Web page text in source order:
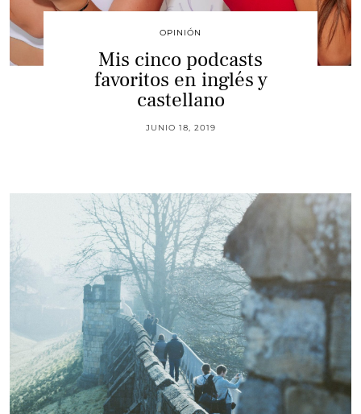
OPINIÓN
Mis cinco podcasts
favoritos en inglés y
castellano
JUNIO 18, 2019